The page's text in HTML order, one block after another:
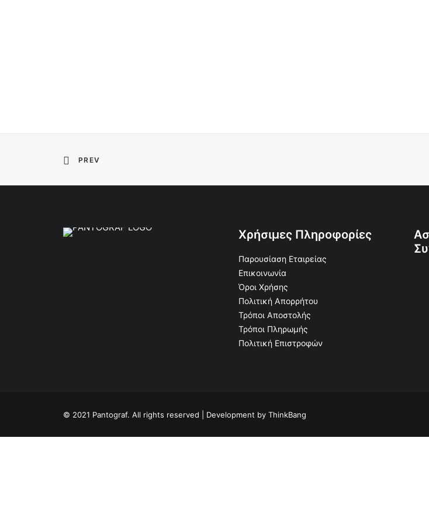
PREV
Χρήσιμες Πληροφορίες
Παρουσίαση Εταιρείας
Επικοινωνία
Όροι Χρήσης
Πολιτική Απορρήτου
Τρόποι Αποστολής
Τρόποι Πληρωμής
Πολιτική Επιστροφών
© 2021 Pantograf. All rights reserved | Development by ThinkBang